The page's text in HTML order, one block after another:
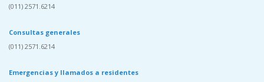
(011) 2571.6214
Consultas generales
(011) 2571.6214
Emergencias y llamados a residentes